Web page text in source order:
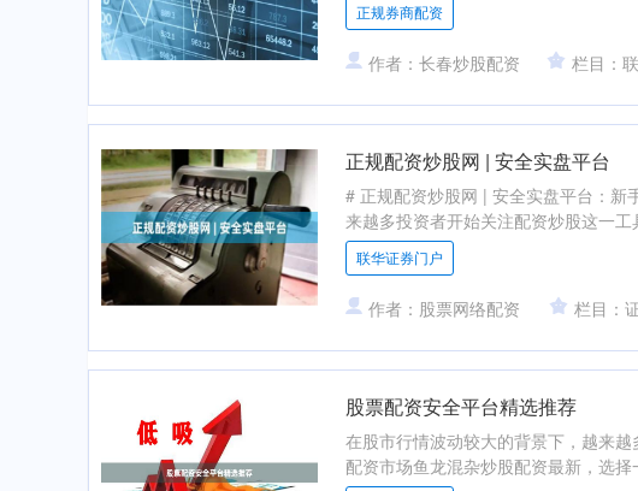
正规券商配资
作者：长春炒股配资 栏目：
正规配资炒股网 | 安全实盘平台
# 正规配资炒股网 | 安全实盘平台：新
来越多投资者开始关注配资炒股这一
联华证券门户
作者：股票网络配资 栏目：
股票配资安全平台精选推荐
在股市行情波动较大的背景下，越来
配资市场鱼龙混杂炒股配资最新，选